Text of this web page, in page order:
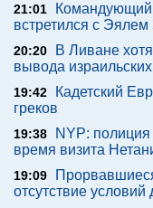
21:01
Командующий
встретился с
20:20
В Ливане
вывода
19:42
Кадетский
греков
19:38
NYP:
время визита
19:09
отсутствие